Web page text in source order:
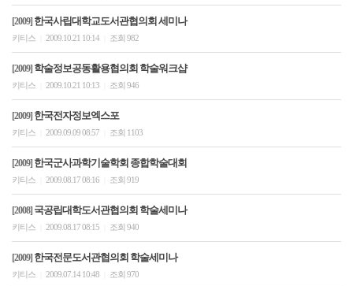
[2009] 한국사립대학교도서관협의회 세미나
키티스 2009.10.21 10:14 조회 982
[2009] 학술정보공동활용협의회 학술워크샵
키티스 2009.10.21 10:13 조회 946
[2009] 한국전자정보엑스포
키티스 2009.09.09 08:57 조회 1103
[2009] 한국군사과학기술학회 종합학술대회
키티스 2009.08.17 08:16 조회 919
[2008] 국공립대학도서관협의회 학술세미나
키티스 2009.08.17 08:15 조회 940
[2009] 한국전문도서관협의회 학술세미나
키티스 2009.07.14 10:48 조회 970